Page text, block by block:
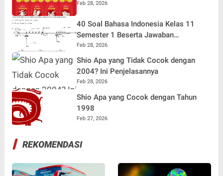
Feb 28, 2026
40 Soal Bahasa Indonesia Kelas 11
Semester 1 Beserta Jawaban
Terlengkap
Feb 28, 2026
Shio Apa yang Tidak Cocok dengan
2004? Ini Penjelasannya
Feb 28, 2026
Shio Apa yang Cocok dengan Tahun
1998
Feb 27, 2026
REKOMENDASI